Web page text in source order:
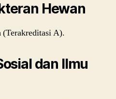
Hewan
(Terakreditasi A).
dan Ilmu